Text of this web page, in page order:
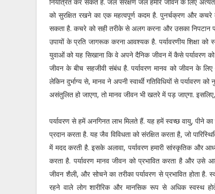
को सुरक्षित रखने का एक महत्वपूर्ण कदम है. पुनर्चक्रण और
सकता है. कचरे को सही तरीके से अलग करना और उसका निपटान
उपायों के प्रति जागरूक करना आवश्यक है. पर्यावरणीय शिक्षा
युवाओं को यह सिखाना कि वे अपने दैनिक जीवन में कैसे पर्यावरण
जीवन के बीच सहजीवी संबंध है. पर्यावरण मानव को जीवन के
लेकिन दुर्भाग्य से, मानव ने अपनी स्वार्थी गतिविधियों से पर्यावरण
असंतुलित हो जाएगा, तो मानव जीवन भी खतरे में पड़ जाएगा.
पर्यावरण से हमें अनगिनत लाभ मिलते हैं. यह हमें स्वच्छ वायु, पीने
प्रदान करता है. यह जैव विविधता को संरक्षित करता है, जो
में मदद करती है. इसके अलावा, पर्यावरण हमारी सांस्कृतिक और
करता है. पर्यावरण मानव जीवन को प्रभावित करता है और उसे
जीवन शैली, और सोचने का तरीका पर्यावरण से प्रभावित होता है.
रहने वाले लोग शारीरिक और मानसिक रूप से अधिक स्वस्थ